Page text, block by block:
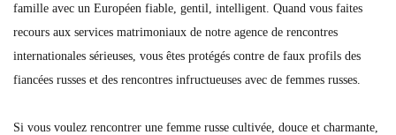
famille avec un Européen fiable, gentil, intelligent. Quand vous faites
recours aux services matrimoniaux de notre agence de rencontres
internationales sérieuses, vous êtes protégés contre de faux profils des
fiancées russes et des rencontres infructueuses avec de femmes russes.
Si vous voulez rencontrer une femme russe cultivée, douce et charmante,